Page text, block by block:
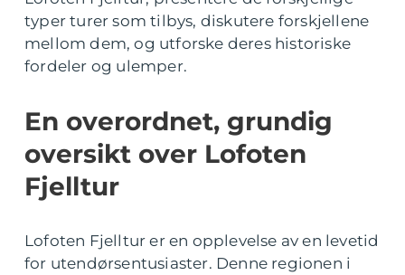
typer turer som tilbys, diskutere forskjellene
mellom dem, og utforske deres historiske
fordeler og ulemper.
En overordnet, grundig
oversikt over Lofoten
Fjelltur
Lofoten Fjelltur er en opplevelse av en levetid
for utendørsentusiaster. Denne regionen i